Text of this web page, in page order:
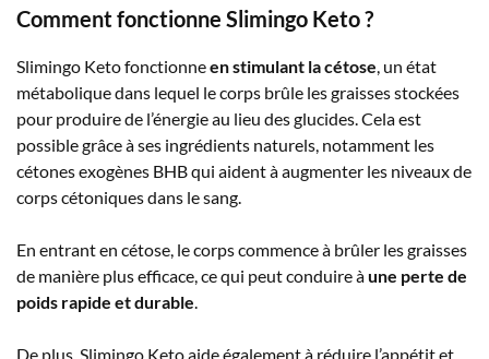
Comment fonctionne Slimingo Keto ?
Slimingo Keto fonctionneen stimulant la cétose, un état
métabolique dans lequel le corps brûle les graisses stockées
pour produire de l’énergie au lieu des glucides. Cela est
possible grâce à ses ingrédients naturels, notamment les
cétones exogènes BHB qui aident à augmenter les niveaux de
corps cétoniques dans le sang.
En entrant en cétose, le corps commence à brûler les graisses
de manière plus efficace, ce qui peut conduire àune perte de
poids rapide et durable.
De plus, Slimingo Keto aide également à réduire l’appétit et